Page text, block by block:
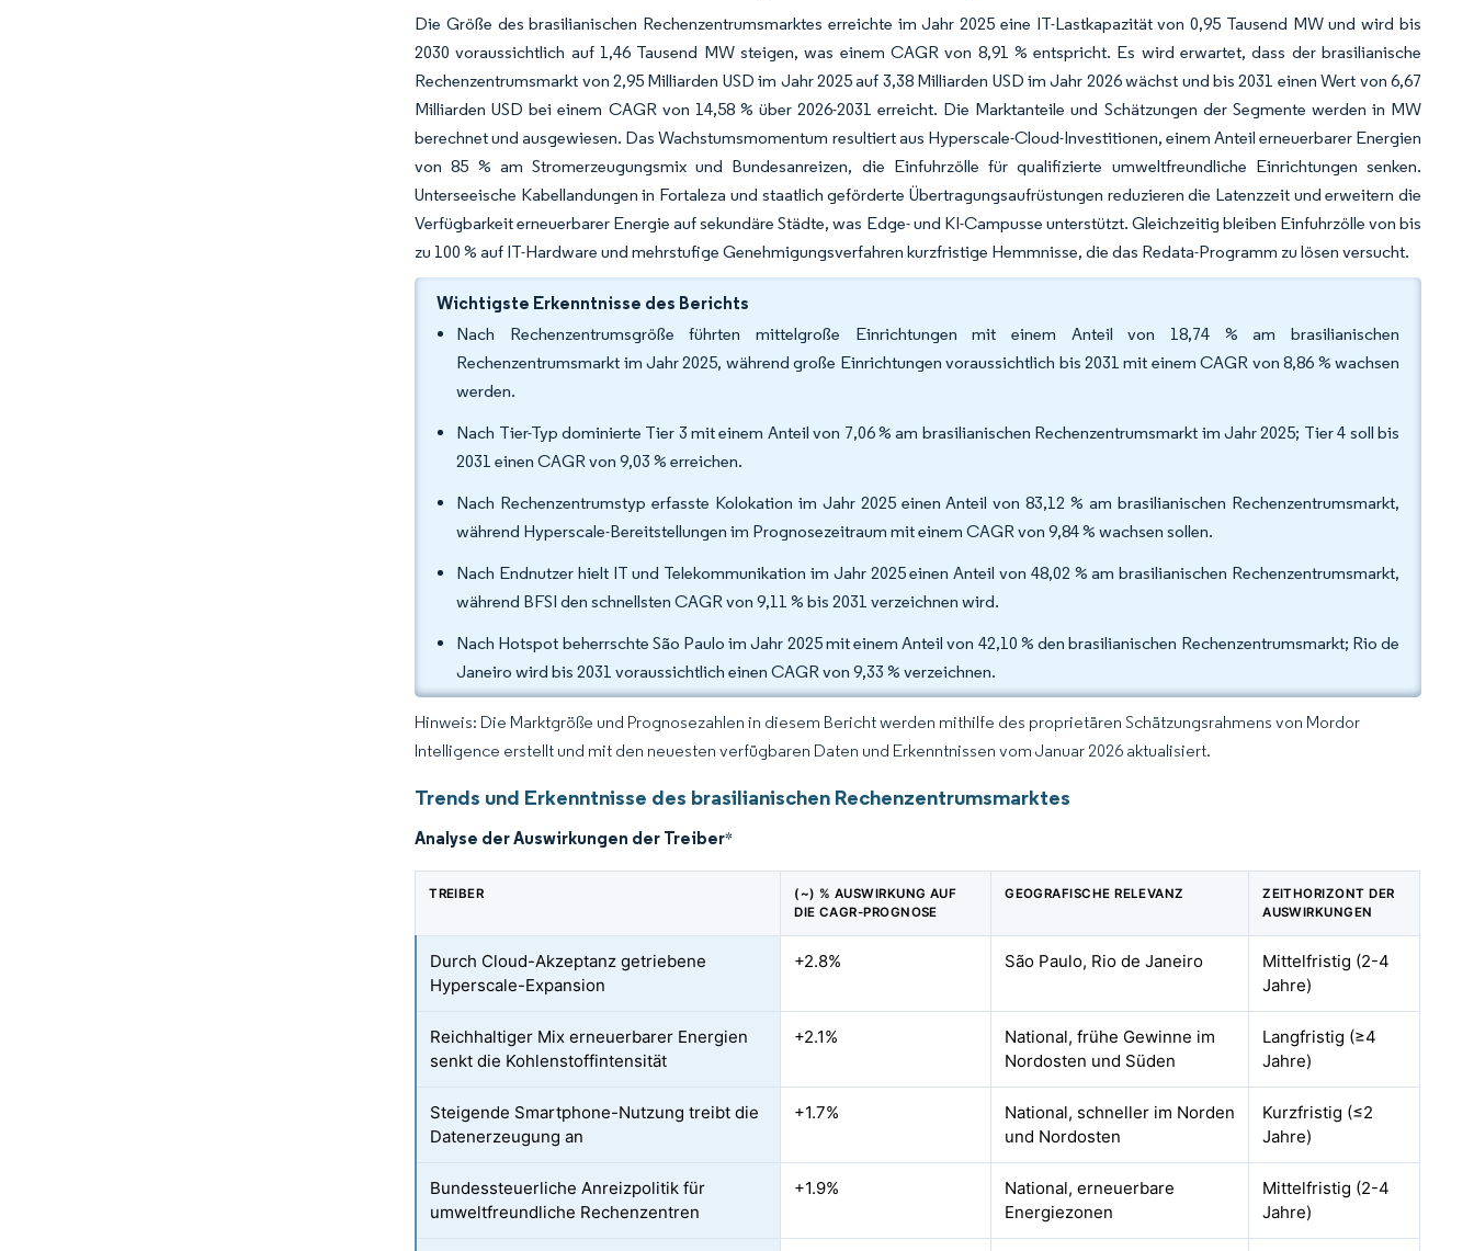
Die Größe des brasilianischen Rechenzentrumsmarktes erreichte im Jahr 2025 eine IT-Lastkapazität von 0,95 Tausend MW und wird bis
2030 voraussichtlich auf 1,46 Tausend MW steigen, was einem CAGR von 8,91 % entspricht. Es wird erwartet, dass der brasilianische
Rechenzentrumsmarkt von 2,95 Milliarden USD im Jahr 2025 auf 3,38 Milliarden USD im Jahr 2026 wächst und bis 2031 einen Wert von 6,67
Milliarden USD bei einem CAGR von 14,58 % über 2026-2031 erreicht. Die Marktanteile und Schätzungen der Segmente werden in MW
berechnet und ausgewiesen. Das Wachstumsmomentum resultiert aus Hyperscale-Cloud-Investitionen, einem Anteil erneuerbarer Energien
von 85 % am Stromerzeugungsmix und Bundesanreizen, die Einfuhrzölle für qualifizierte umweltfreundliche Einrichtungen senken.
Unterseeische Kabellandungen in Fortaleza und staatlich geförderte Übertragungsaufrüstungen reduzieren die Latenzzeit und erweitern die
Verfügbarkeit erneuerbarer Energie auf sekundäre Städte, was Edge- und KI-Campusse unterstützt. Gleichzeitig bleiben Einfuhrzölle von bis
zu 100 % auf IT-Hardware und mehrstufige Genehmigungsverfahren kurzfristige Hemmnisse, die das Redata-Programm zu lösen versucht.
Wichtigste Erkenntnisse des Berichts
Nach Rechenzentrumsgröße führten mittelgroße Einrichtungen mit einem Anteil von 18,74 % am brasilianischen
Rechenzentrumsmarkt im Jahr 2025, während große Einrichtungen voraussichtlich bis 2031 mit einem CAGR von 8,86 % wachsen
werden.
Nach Tier-Typ dominierte Tier 3 mit einem Anteil von 7,06 % am brasilianischen Rechenzentrumsmarkt im Jahr 2025; Tier 4 soll bis
2031 einen CAGR von 9,03 % erreichen.
Nach Rechenzentrumstyp erfasste Kolokation im Jahr 2025 einen Anteil von 83,12 % am brasilianischen Rechenzentrumsmarkt,
während Hyperscale-Bereitstellungen im Prognosezeitraum mit einem CAGR von 9,84 % wachsen sollen.
Nach Endnutzer hielt IT und Telekommunikation im Jahr 2025 einen Anteil von 48,02 % am brasilianischen Rechenzentrumsmarkt,
während BFSI den schnellsten CAGR von 9,11 % bis 2031 verzeichnen wird.
Nach Hotspot beherrschte São Paulo im Jahr 2025 mit einem Anteil von 42,10 % den brasilianischen Rechenzentrumsmarkt; Rio de
Janeiro wird bis 2031 voraussichtlich einen CAGR von 9,33 % verzeichnen.
Hinweis: Die Marktgröße und Prognosezahlen in diesem Bericht werden mithilfe des proprietären Schätzungsrahmens von Mordor
Intelligence erstellt und mit den neuesten verfügbaren Daten und Erkenntnissen vom Januar 2026 aktualisiert.
Trends und Erkenntnisse des brasilianischen Rechenzentrumsmarktes
Analyse der Auswirkungen der Treiber*
TREIBER
(~) % AUSWIRKUNG AUF
DIE CAGR-PROGNOSE
GEOGRAFISCHE RELEVANZ
ZEITHORIZONT DER
AUSWIRKUNGEN
Durch Cloud-Akzeptanz getriebene
Hyperscale-Expansion
+2.8% São Paulo, Rio de Janeiro
Mittelfristig (2-4
Jahre)
Reichhaltiger Mix erneuerbarer Energien
senkt die Kohlenstoffintensität
+2.1%
National, frühe Gewinne im
Nordosten und Süden
Langfristig (≥4
Jahre)
Steigende Smartphone-Nutzung treibt die
Datenerzeugung an
+1.7%
National, schneller im Norden
und Nordosten
Kurzfristig (≤2
Jahre)
Bundessteuerliche Anreizpolitik für
umweltfreundliche Rechenzentren
+1.9%
National, erneuerbare
Energiezonen
Mittelfristig (2-4
Jahre)